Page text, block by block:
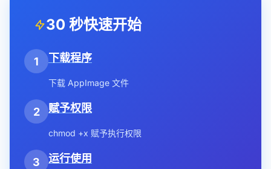
30 秒快速开始
1 下载程序
下载 AppImage 文件
2 赋予权限
chmod +x 赋予执行权限
3 运行使用